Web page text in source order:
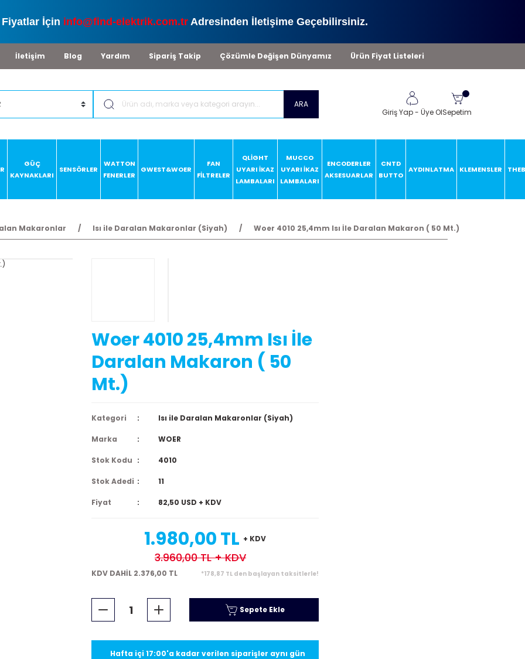
Fiyatlar İçin info@find-elektrik.com.trAdresinden İletişime Geçebilirsiniz.
İletişim Blog Yardım Sipariş Takip Çözümle Değişen Dünyamız Ürün Fiyat Listeleri
ARA
Giriş Yap- Üye OlSepetim
GÜÇ
KAYNAKLARI
SENSÖRLER
WATTON
FENERLER
GWEST&WOER
FAN
FİLTRELER
QLİGHT
UYARI İKAZ
LAMBALARI
MUCCO
UYARI İKAZ
LAMBALARI
ENCODERLER
AKSESUARLAR
CNTD
BUTTO
AYDINLATMA KLEMENSLER
Makaronlar Isı ile Daralan Makaronlar (Siyah) Woer 4010 25,4mm Isı İle Daralan Makaron ( 50 Mt.)
Woer 4010 25,4mm Isı İle
Daralan Makaron ( 50
Mt.)
Kategori Isı ile Daralan Makaronlar (Siyah)
Marka WOER
Stok Kodu 4010
Stok Adedi 11
Fiyat 82,50 USD + KDV
1.980,00 TL + KDV
3.960,00 TL+ KDV
KDV DAHİL 2.376,00 TL *178,87 TL den başlayan taksitlerle!
Sepete Ekle
Hafta içi 17:00'a kadar verilen siparişler aynı gün